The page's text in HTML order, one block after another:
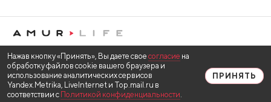
Нажав кнопку «Принять», Вы даете свое согласие на
обработку файлов cookie вашего браузера и
использование аналитических сервисов
Yandex.Metrika, LiveInternet и Top.mail.ru в
соответствии с Политикой конфиденциальности.
ПРИНЯТЬ